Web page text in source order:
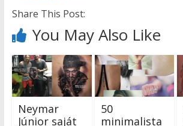
Share This Post:
You May Also Like
Neymar
Júnior saját
50
minimalista